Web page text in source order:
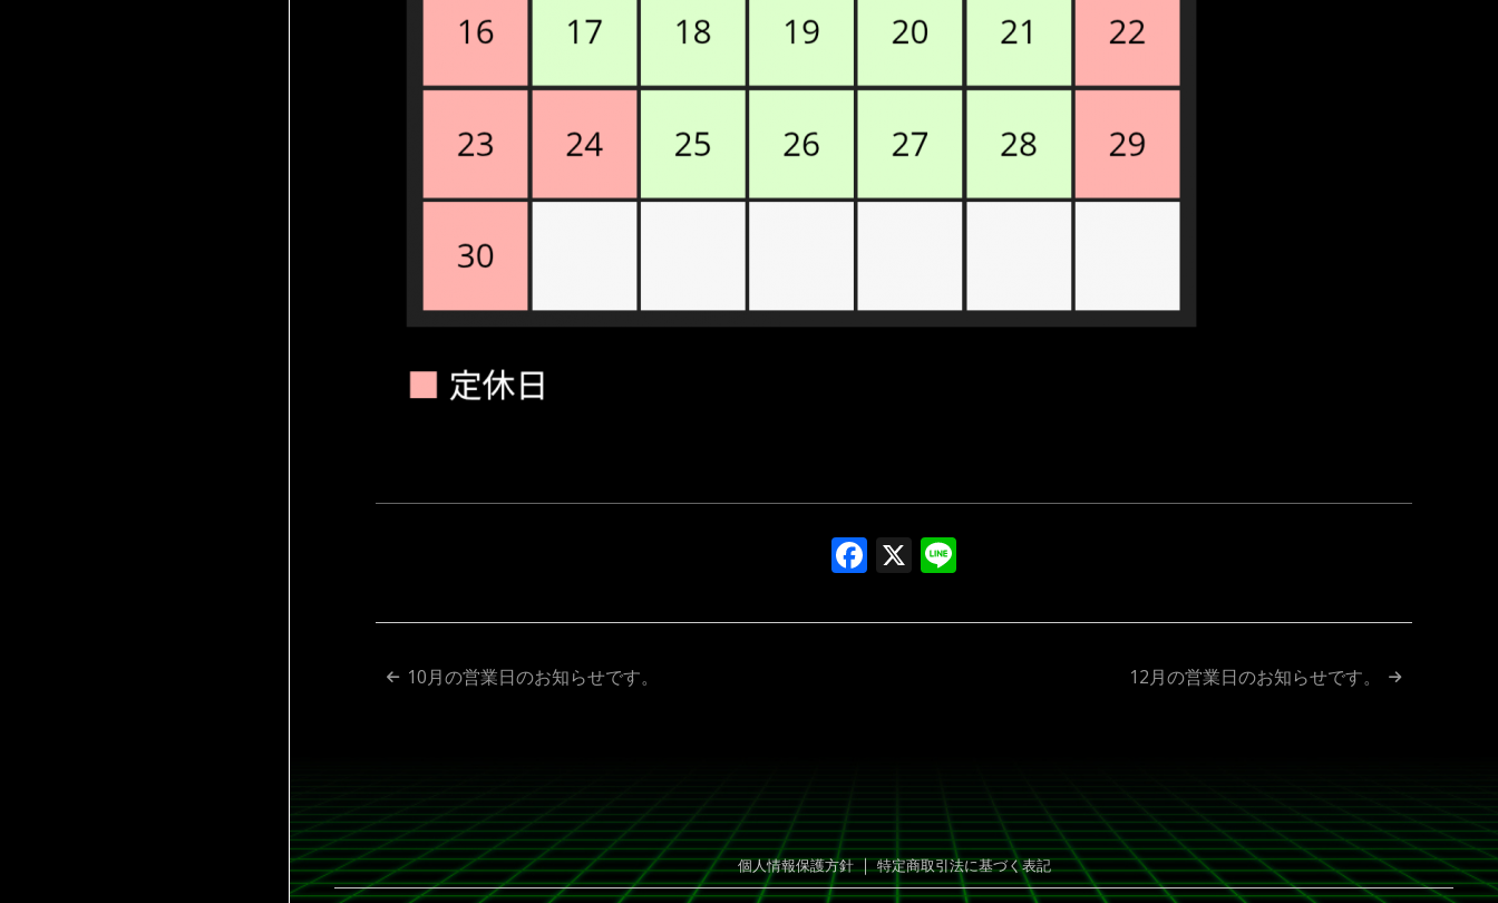
Facebook
X
投
ゲ
ー
10月の営業日のお知らせです。 12月の営業日のお知らせです。
個人情報保護方針｜特定商取引法に基づく表記